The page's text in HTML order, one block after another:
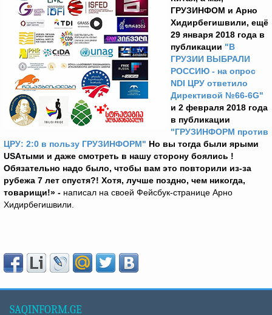
ГРУЗИНФОМ и Арно
Хидирбегишвили, ещё
29 января 2018 года в
публикации "В
ГРУЗИИ ВЫБРАЛИ
РОССИЮ - на опрос
NDI ЦРУ ответило
Директивой №66-6G"
и 2 февраля 2018 года
в публикации
"ГРУЗИНФОРМ против
ЦРУ: 2:0 в пользу ГРУЗИНФОРМ" Но вы тогда были ярыми
USAтыми и даже смотреть в нашу сторону боялись !
Обязательно надо было, чтобы вам это повторили из-за
рубежа 7 лет спустя?! Хотя, лучше поздно, чем никогда,
товарищи!» - написал на своей Фейсбук-странице Арно
Хидирбегишвили.
SAQINFORM.GE